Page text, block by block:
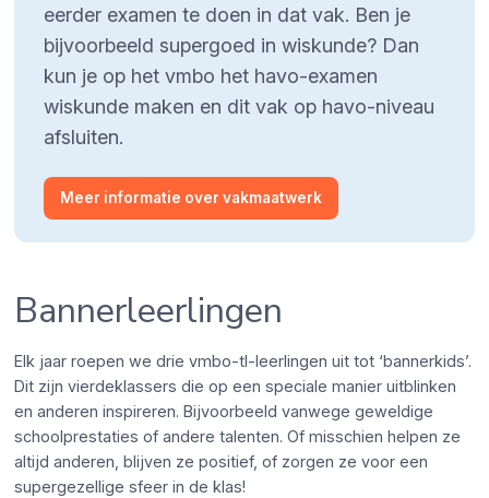
eerder examen te doen in dat vak. Ben je
bijvoorbeeld supergoed in wiskunde? Dan
kun je op het vmbo het havo-examen
wiskunde maken en dit vak op havo-niveau
afsluiten.
Meer informatie over vakmaatwerk
Bannerleerlingen
Elk jaar roepen we drie vmbo-tl-leerlingen uit tot ‘bannerkids’.
Dit zijn vierdeklassers die op een speciale manier uitblinken
en anderen inspireren. Bijvoorbeeld vanwege geweldige
schoolprestaties of andere talenten. Of misschien helpen ze
altijd anderen, blijven ze positief, of zorgen ze voor een
supergezellige sfeer in de klas!